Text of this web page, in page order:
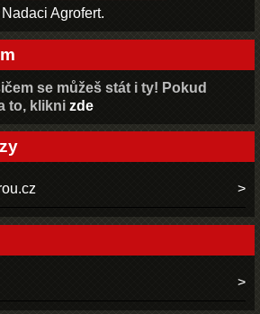
Agrofert.
se můžeš stát i ty! Pokud
to, kliknizde